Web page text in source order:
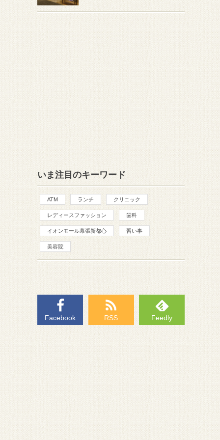
いま注目のキーワード
ATM ランチ クリニック
レディースファッション 歯科
イオンモール幕張新都心 習い事
美容院
Facebook RSS Feedly